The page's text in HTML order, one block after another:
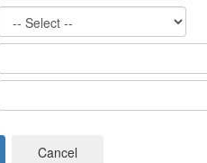
Cancel